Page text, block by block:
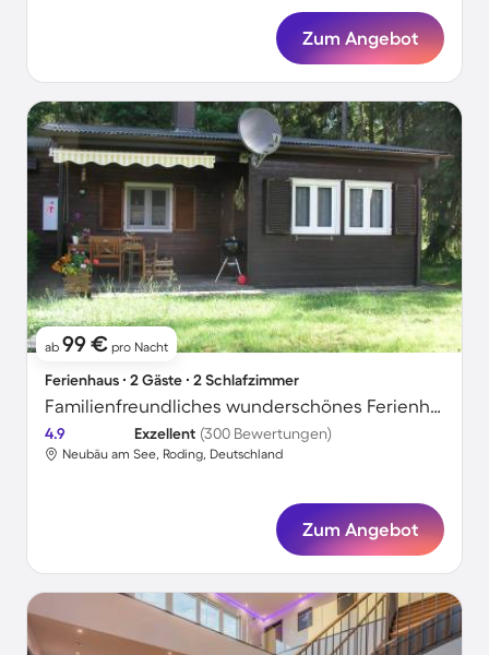
Zum Angebot
ab 99 € pro Nacht
Ferienhaus ∙ 2 Gäste ∙ 2 Schlafzimmer
Familienfreundliches wunderschönes Ferienhaus mit Grill und Terrasse | Seeblick | Haustiere sind willkommen
4.9 Exzellent (300 Bewertungen)
Neubäu am See, Roding, Deutschland
Zum Angebot